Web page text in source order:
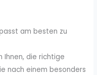
am besten zu
Ihnen, die richtige
nach einem besonders